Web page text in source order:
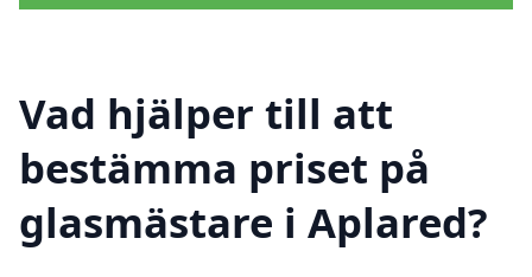
Vad hjälper till att
bestämma priset på
glasmästare i Aplared?